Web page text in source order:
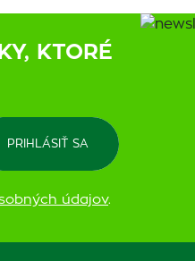
KTORÉ
údajov.